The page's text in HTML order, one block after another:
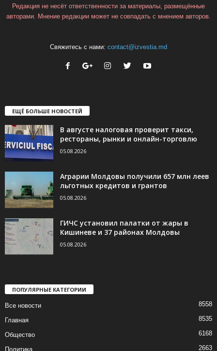
Редакция не несёт ответственности за материалы, размещённые
авторами. Мнение редакции может не совпадать с мнением авторов.
Свяжитесь с нами: contact@izvestia.md
ЕЩЁ БОЛЬШЕ НОВОСТЕЙ
В августе налоговая проверит такси,
рестораны, рынки и онлайн-торговлю
05.08.2026
Аграрии Молдовы получили 657 млн леев
льготных кредитов и грантов
05.08.2026
ГИЧС установил палатки от жары в
Кишиневе и 37 районах Молдовы
05.08.2026
ПОПУЛЯРНЫЕ КАТЕГОРИИ
Все новости 8558
Главная 8535
Общество 6168
Политика 2663